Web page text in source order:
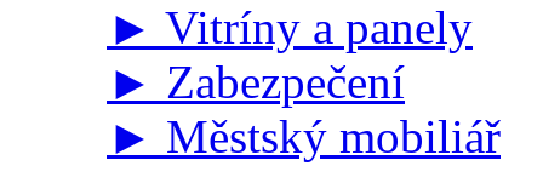
► Vitríny a panely
► Zabezpečení
► Městský mobiliář